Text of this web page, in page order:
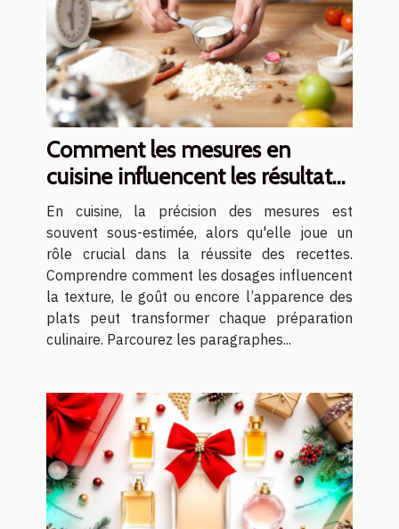
Comment les mesures en
cuisine influencent les résultats
des recettes ?
En cuisine, la précision des mesures est
souvent sous-estimée, alors qu'elle joue un
rôle crucial dans la réussite des recettes.
Comprendre comment les dosages influencent
la texture, le goût ou encore l’apparence des
plats peut transformer chaque préparation
culinaire. Parcourez les paragraphes...